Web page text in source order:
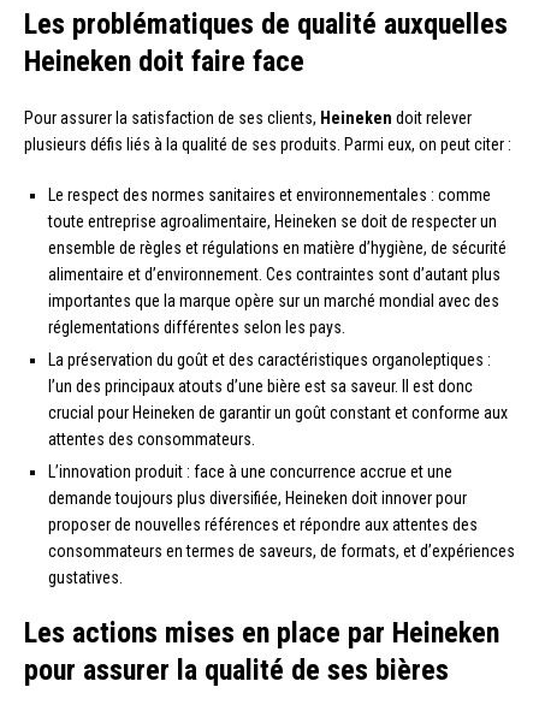
Les problématiques de qualité auxquelles
Heineken doit faire face
Pour assurer la satisfaction de ses clients, Heineken doit relever
plusieurs défis liés à la qualité de ses produits. Parmi eux, on peut citer :
Le respect des normes sanitaires et environnementales : comme
toute entreprise agroalimentaire, Heineken se doit de respecter un
ensemble de règles et régulations en matière d’hygiène, de sécurité
alimentaire et d’environnement. Ces contraintes sont d’autant plus
importantes que la marque opère sur un marché mondial avec des
réglementations différentes selon les pays.
La préservation du goût et des caractéristiques organoleptiques :
l’un des principaux atouts d’une bière est sa saveur. Il est donc
crucial pour Heineken de garantir un goût constant et conforme aux
attentes des consommateurs.
L’innovation produit : face à une concurrence accrue et une
demande toujours plus diversifiée, Heineken doit innover pour
proposer de nouvelles références et répondre aux attentes des
consommateurs en termes de saveurs, de formats, et d’expériences
gustatives.
Les actions mises en place par Heineken
pour assurer la qualité de ses bières